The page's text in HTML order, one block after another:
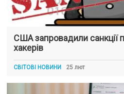
США запровадили санкції
хакерів
СВІТОВІ НОВИНИ 25 лют